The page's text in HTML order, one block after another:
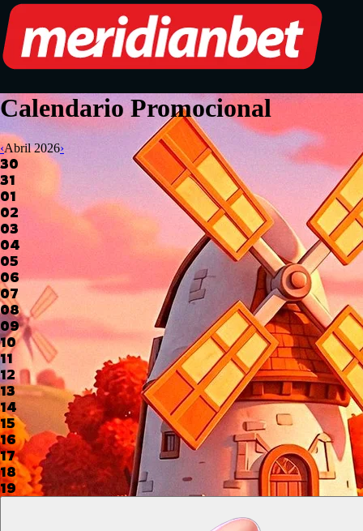
Calendario Promocional
‹Abril 2026›
30
31
01
02
03
04
05
06
07
08
09
10
11
12
13
14
15
16
17
18
19